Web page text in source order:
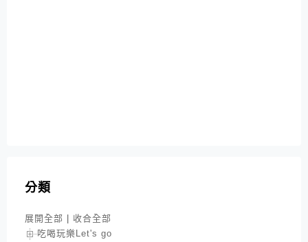
分類
展開全部
收合全部
吃喝玩樂Let's go